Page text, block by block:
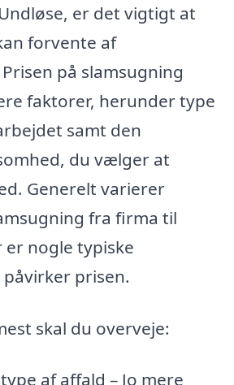
er det vigtigt at
forvente af
på slamsugning
faktorer, herunder type
samt den
du vælger at
Generelt varierer
fra firma til
nogle typiske
prisen.
skal du overveje:
af affald – Jo mere